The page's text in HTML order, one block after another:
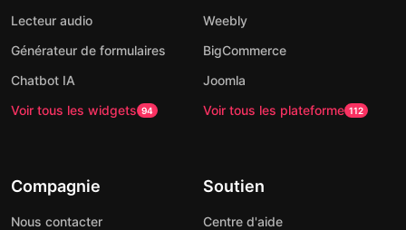
Lecteur audio
Générateur de formulaires
Chatbot IA
Voir tous les widgets 94
Weebly
BigCommerce
Joomla
Voir tous les plateforme 112
Compagnie
Nous contacter
Soutien
Centre d'aide